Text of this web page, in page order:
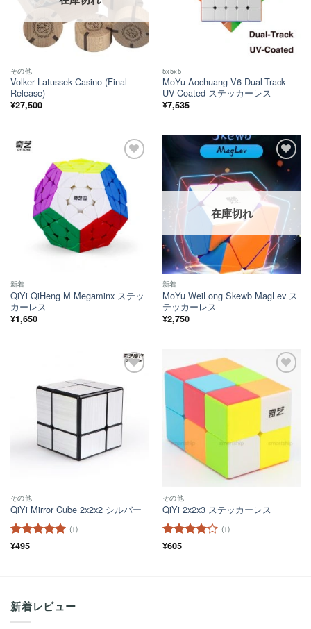
その他
Volker Latussek Casino (Final
Release)
¥27,500
5x5x5
MoYu Aochuang V6 Dual-Track
UV-Coated ステッカーレス
¥7,535
新着
QiYi QiHeng M Megaminx ステッ
カーレス
¥1,650
ほし
在庫切れ
新着
MoYu WeiLong Skewb MagLev ス
テッカーレス
¥2,750
その他
QiYi Mirror Cube 2x2x2 シルバー
5段階中
(1)
¥495
ほし
い！
その他
QiYi 2x2x3 ステッカーレス
5段階中
(1)
¥605
新着レビュー